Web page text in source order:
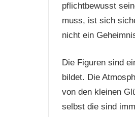
pflichtbewusst
muss, ist sich
nicht ein
Die Figuren sind
bildet. Die
von den kleinen
selbst die sind